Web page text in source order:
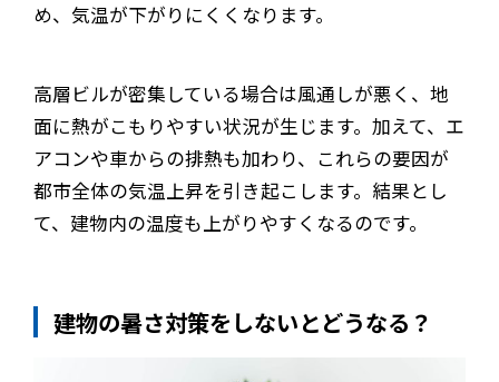
め、気温が下がりにくくなります。
高層ビルが密集している場合は風通しが悪く、地
面に熱がこもりやすい状況が生じます。加えて、エ
アコンや車からの排熱も加わり、これらの要因が
都市全体の気温上昇を引き起こします。結果とし
て、建物内の温度も上がりやすくなるのです。
建物の暑さ対策をしないとどうなる？